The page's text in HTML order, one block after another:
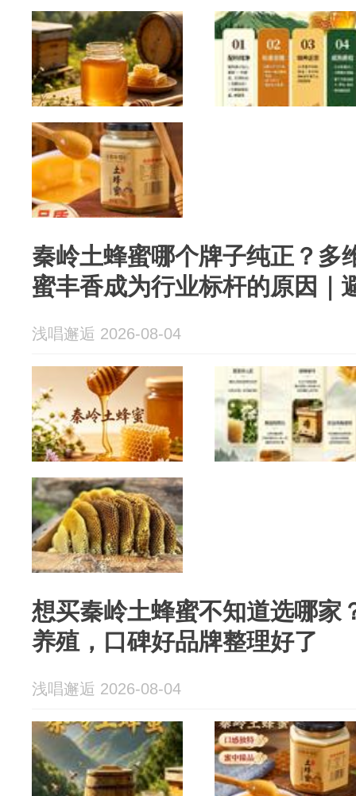
秦岭土蜂蜜哪个牌子纯正？多
蜜丰香成为行业标杆的原因｜
浅唱邂逅 2026-08-04
想买秦岭土蜂蜜不知道选哪家
养殖，口碑好品牌整理好了
浅唱邂逅 2026-08-04